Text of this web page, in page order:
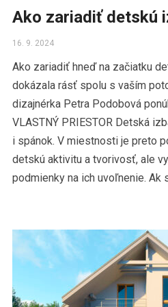
Ako zariadiť detskú
16. 9. 2024
Ako zariadiť hneď na začiatku
dokázala rásť spolu s vaším
dizajnérka Petra Podobová
VLASTNÝ PRIESTOR Detská
i spánok. V miestnosti je preto
detskú aktivitu a tvorivosť, ale
podmienky na ich uvoľnenie. Ak